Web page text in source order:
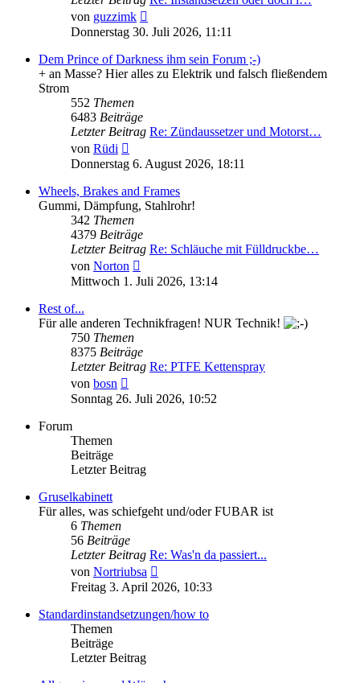
von guzzimk
Beitrag
Donnerstag 30. Juli 2026, 11:11
Dem Prince of Darkness ihm sein Forum ;-)
+ an Masse? Hier alles zu Elektrik und falsch fließendem
Strom
552 Themen
6483 Beiträge
Letzter Beitrag Re: Zündaussetzer und Motorst…
von Rüdi
Beitrag
Donnerstag 6. August 2026, 18:11
Wheels, Brakes and Frames
Gummi, Dämpfung, Stahlrohr!
342 Themen
4379 Beiträge
Letzter Beitrag Re: Schläuche mit Fülldruckbe…
von Norton
Beitrag
Mittwoch 1. Juli 2026, 13:14
Rest of...
Für alle anderen Technikfragen! NUR Technik!
750 Themen
8375 Beiträge
Letzter Beitrag Re: PTFE Kettenspray
von bosn
Beitrag
Sonntag 26. Juli 2026, 10:52
Forum
Themen
Beiträge
Letzter Beitrag
Gruselkabinett
Für alles, was schiefgeht und/oder FUBAR ist
6 Themen
56 Beiträge
Letzter Beitrag Re: Was'n da passiert...
von Nortriubsa
Beitrag
Freitag 3. April 2026, 10:33
Standardinstandsetzungen/how to
Themen
Beiträge
Letzter Beitrag